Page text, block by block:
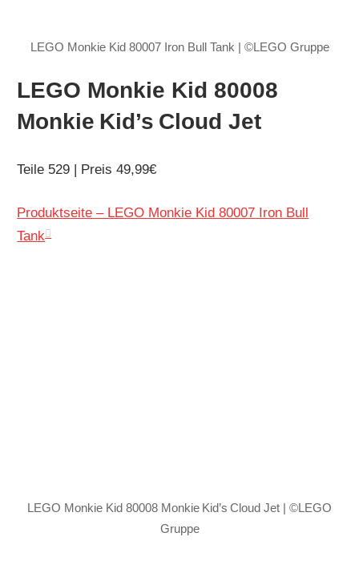
LEGO Monkie Kid 80007 Iron Bull Tank | ©LEGO Gruppe
LEGO Monkie Kid 80008
Monkie Kid’s Cloud Jet
Teile 529 | Preis 49,99€
Produktseite – LEGO Monkie Kid 80007 Iron Bull
Tank
LEGO Monkie Kid 80008 Monkie Kid’s Cloud Jet | ©LEGO
Gruppe